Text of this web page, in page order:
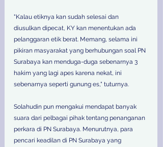
"Kalau etiknya kan sudah selesai dan
diusulkan dipecat, KY kan menentukan ada
pelanggaran etik berat. Memang, selama ini
pikiran masyarakat yang berhubungan soal PN
Surabaya kan menduga-duga sebenarnya 3
hakim yang lagi apes karena nekat, ini
sebenarnya seperti gunung es," tuturnya.
Solahudin pun mengakui mendapat banyak
suara dari pelbagai pihak tentang penanganan
perkara di PN Surabaya. Menurutnya, para
pencari keadilan di PN Surabaya yang